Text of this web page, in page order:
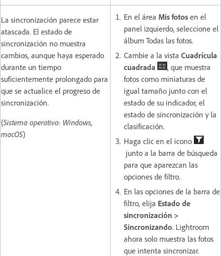
La sincronización parece estar
atascada. El estado de
sincronización no muestra
cambios, aunque haya esperado
durante un tiempo
suficientemente prolongado para
que se actualice el progreso de
sincronización.
(Sistema operativo: Windows,
macOS)
En el área Mis fotos en el
panel izquierdo, seleccione el
álbum Todas las fotos.
Cambie a la vista Cuadrícula
cuadrada
, que muestra
fotos como miniaturas de
igual tamaño junto con el
estado de su indicador, el
estado de sincronización y la
clasificación.
Haga clic en el icono
junto a la barra de búsqueda
para que aparezcan las
opciones de filtro.
En las opciones de la barra de
filtro, elija Estado de
sincronización >
Sincronizando. Lightroom
ahora solo muestra las fotos
que intenta sincronizar.